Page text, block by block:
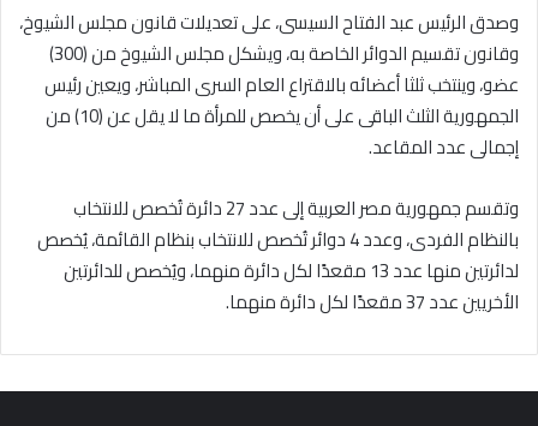
وصدق الرئيس عبد الفتاح السيسى، على تعديلات قانون مجلس الشيوخ،
وقانون تقسيم الدوائر الخاصة به، ويشكل مجلس الشيوخ من (300)
عضو، وينتخب ثلثا أعضائه بالاقتراع العام السرى المباشر، ويعين رئيس
الجمهورية الثلث الباقى على أن يخصص للمرأة ما لا يقل عن (10) من
إجمالى عدد المقاعد.
وتقسم جمهورية مصر العربية إلى عدد 27 دائرة تُخصص للانتخاب
بالنظام الفردى، وعدد 4 دوائر تُخصص للانتخاب بنظام القائمة، يُخصص
لدائرتين منها عدد 13 مقعدًا لكل دائرة منهما، ويُخصص للدائرتين
الأخريين عدد 37 مقعدًا لكل دائرة منهما.